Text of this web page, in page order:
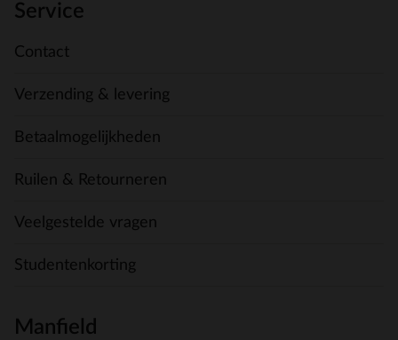
Service
Contact
Verzending & levering
Betaalmogelijkheden
Ruilen & Retourneren
Veelgestelde vragen
Studentenkorting
Manfield